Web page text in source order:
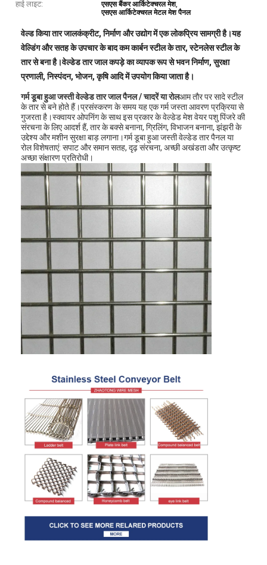
हाई लाइट: एसएस बैंकर आर्किटेक्चरल मेश,
एसएस आर्किटेक्चरल मेटल मेश पैनल
वेल्ड किया तार जालकंक्रीट, निर्माण और उद्योग में एक लोकप्रिय सामग्री है।यह
वेल्डिंग और सतह के उपचार के बाद कम कार्बन स्टील के तार, स्टेनलेस स्टील के
तार से बना है।वेल्डेड तार जाल कपड़े का व्यापक रूप से भवन निर्माण, सुरक्षा
प्रणाली, निस्पंदन, भोजन, कृषि आदि में उपयोग किया जाता है।
गर्म डूबा हुआ जस्ती वेल्डेड तार जाल पैनल / चादरें या रोलआम तौर पर सादे स्टील
के तार से बने होते हैं।प्रसंस्करण के समय यह एक गर्म जस्ता आवरण प्रक्रिया से
गुजरता है।स्क्वायर ओपनिंग के साथ इस प्रकार के वेल्डेड मेश वेयर पशु पिंजरे की
संरचना के लिए आदर्श हैं, तार के बक्से बनाना, ग्रिलिंग, विभाजन बनाना, झंझरी के
उद्देश्य और मशीन सुरक्षा बाड़ लगाना।गर्म डूबा हुआ जस्ती वेल्डेड तार पैनल या
रोल विशेषताएं: सपाट और समान सतह, दृढ़ संरचना, अच्छी अखंडता और उत्कृष्ट
अच्छा संक्षारण प्रतिरोधी।